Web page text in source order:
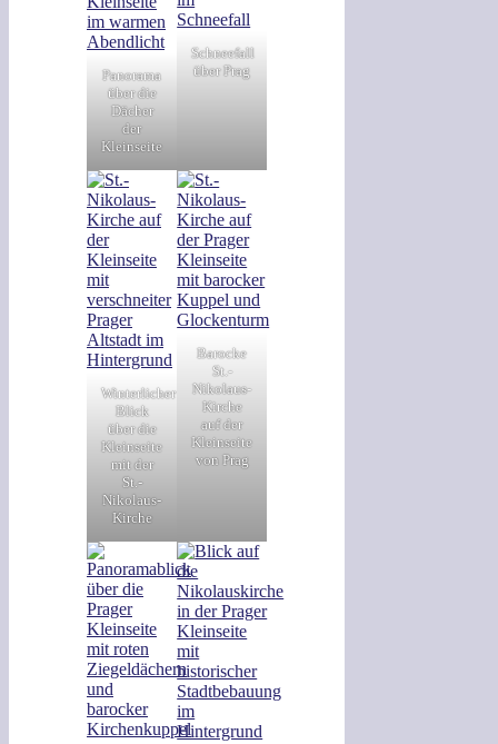
Panorama
über die
Dächer
der
Kleinseite
Schneefall
über Prag
Winterlicher
Blick
über die
Kleinseite
mit der
St.-
Nikolaus-
Kirche
Barocke
St.-
Nikolaus-
Kirche
auf der
Kleinseite
von Prag